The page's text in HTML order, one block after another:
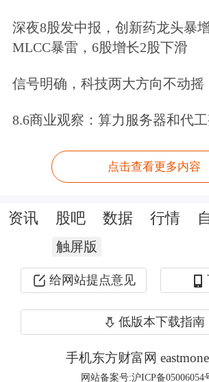
保鲜成本，且产地转换期
畅，共同推动了蔬菜价格
猪肉方面，自9月生猪产
偏多，对猪价形成下行压
关注腌腊需求启动后对猪
从长期来看，能繁母
月份已开启，考虑到母猪
期，猪价在明年下半年有
势。但在明年上半年，猪
的拖累或将延续，且明年
放大这一波动。
非食品项主要受服务、能
深夜8股发中报，创新药龙头暴增
MLCC暴雷，6股增长2股下滑
信号明确，科技两大方向不动摇
8.6商业观察：算力服务器和代
点击查看更多内容
资讯 股吧 数据 行情
触屏版
给网站提点意见
低版本下载指南
手机东方财富网
网站备案号:沪ICP备05006054